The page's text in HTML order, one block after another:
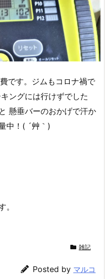
す。ジムもコロナ禍で
ングには行けずでした
懸垂バーのおかげで汗か
中！( ´艸｀)
。
雑記
Posted by マルコ